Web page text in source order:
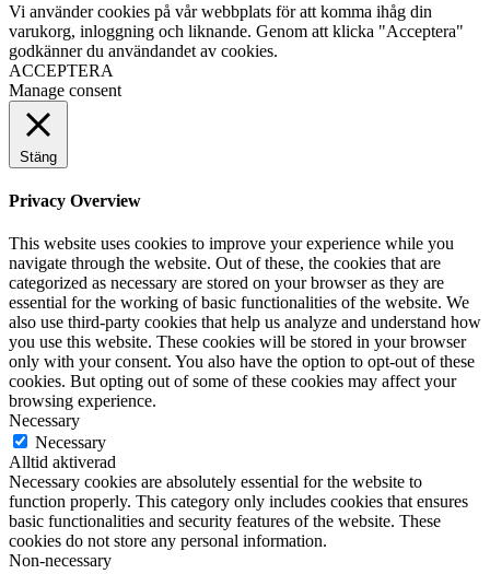
Vi använder cookies på vår webbplats för att komma ihåg din
varukorg, inloggning och liknande. Genom att klicka "Acceptera"
godkänner du användandet av cookies.
ACCEPTERA
Manage consent
Stäng
Privacy Overview
This website uses cookies to improve your experience while you
navigate through the website. Out of these, the cookies that are
categorized as necessary are stored on your browser as they are
essential for the working of basic functionalities of the website. We
also use third-party cookies that help us analyze and understand how
you use this website. These cookies will be stored in your browser
only with your consent. You also have the option to opt-out of these
cookies. But opting out of some of these cookies may affect your
browsing experience.
Necessary
Necessary
Alltid aktiverad
Necessary cookies are absolutely essential for the website to
function properly. This category only includes cookies that ensures
basic functionalities and security features of the website. These
cookies do not store any personal information.
Non-necessary